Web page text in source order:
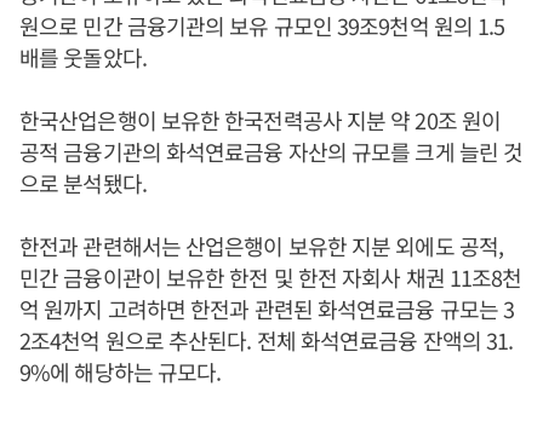
원으로 민간 금융기관의 보유 규모인 39조9천억 원의 1.5
배를 웃돌았다.
한국산업은행이 보유한 한국전력공사 지분 약 20조 원이
공적 금융기관의 화석연료금융 자산의 규모를 크게 늘린 것
으로 분석됐다.
한전과 관련해서는 산업은행이 보유한 지분 외에도 공적,
민간 금융이관이 보유한 한전 및 한전 자회사 채권 11조8천
억 원까지 고려하면 한전과 관련된 화석연료금융 규모는 3
2조4천억 원으로 추산된다. 전체 화석연료금융 잔액의 31.
9%에 해당하는 규모다.